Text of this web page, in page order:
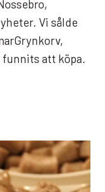
Vi sålde
att köpa.